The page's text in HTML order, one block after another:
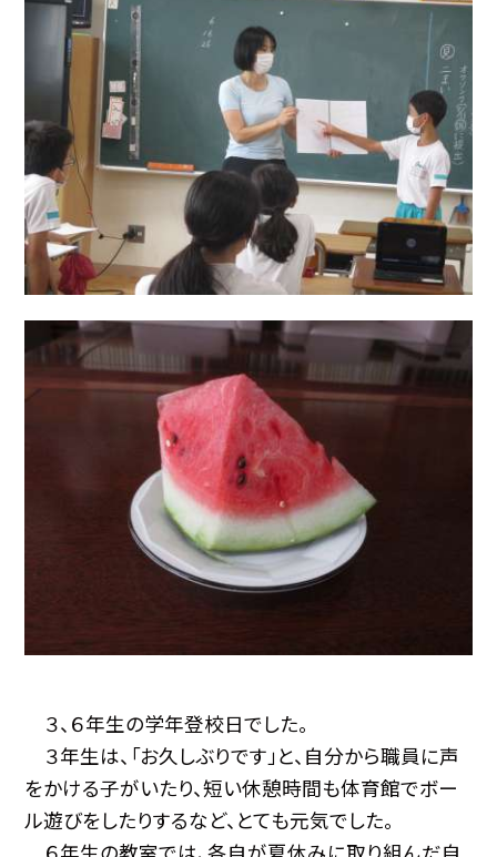
３、６年生の学年登校日でした。
３年生は、「お久しぶりです」と、自分から職員に声
をかける子がいたり、短い休憩時間も体育館でボー
ル遊びをしたりするなど、とても元気でした。